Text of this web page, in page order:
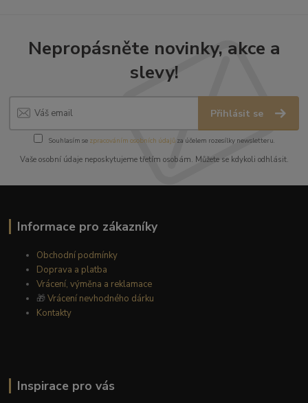
Nepropásněte novinky, akce a
slevy!
Přihlásit se
Souhlasím se zpracováním osobních údajůza účelem rozesílky newsletteru.
Vaše osobní údaje neposkytujeme třetím osobám. Můžete se kdykoli odhlásit.
Informace pro zákazníky
Obchodní podmínky
Doprava a platba
Vrácení, výměna a reklamace
🎁Vrácení nevhodného dárku
Kontakty
Inspirace pro vás